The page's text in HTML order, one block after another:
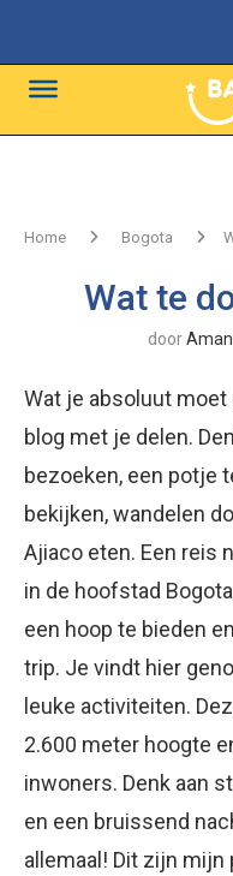
Home Bogota
Wat te
door
Wat je absoluut moet
blog met je delen.
bezoeken, een potje
bekijken, wandelen
Ajiaco eten. Een reis
in de hoofstad
een hoop te bieden
trip. Je vindt hier
leuke activiteiten.
2.600 meter hoogte
inwoners. Denk aan
en een bruissend
allemaal! Dit zijn